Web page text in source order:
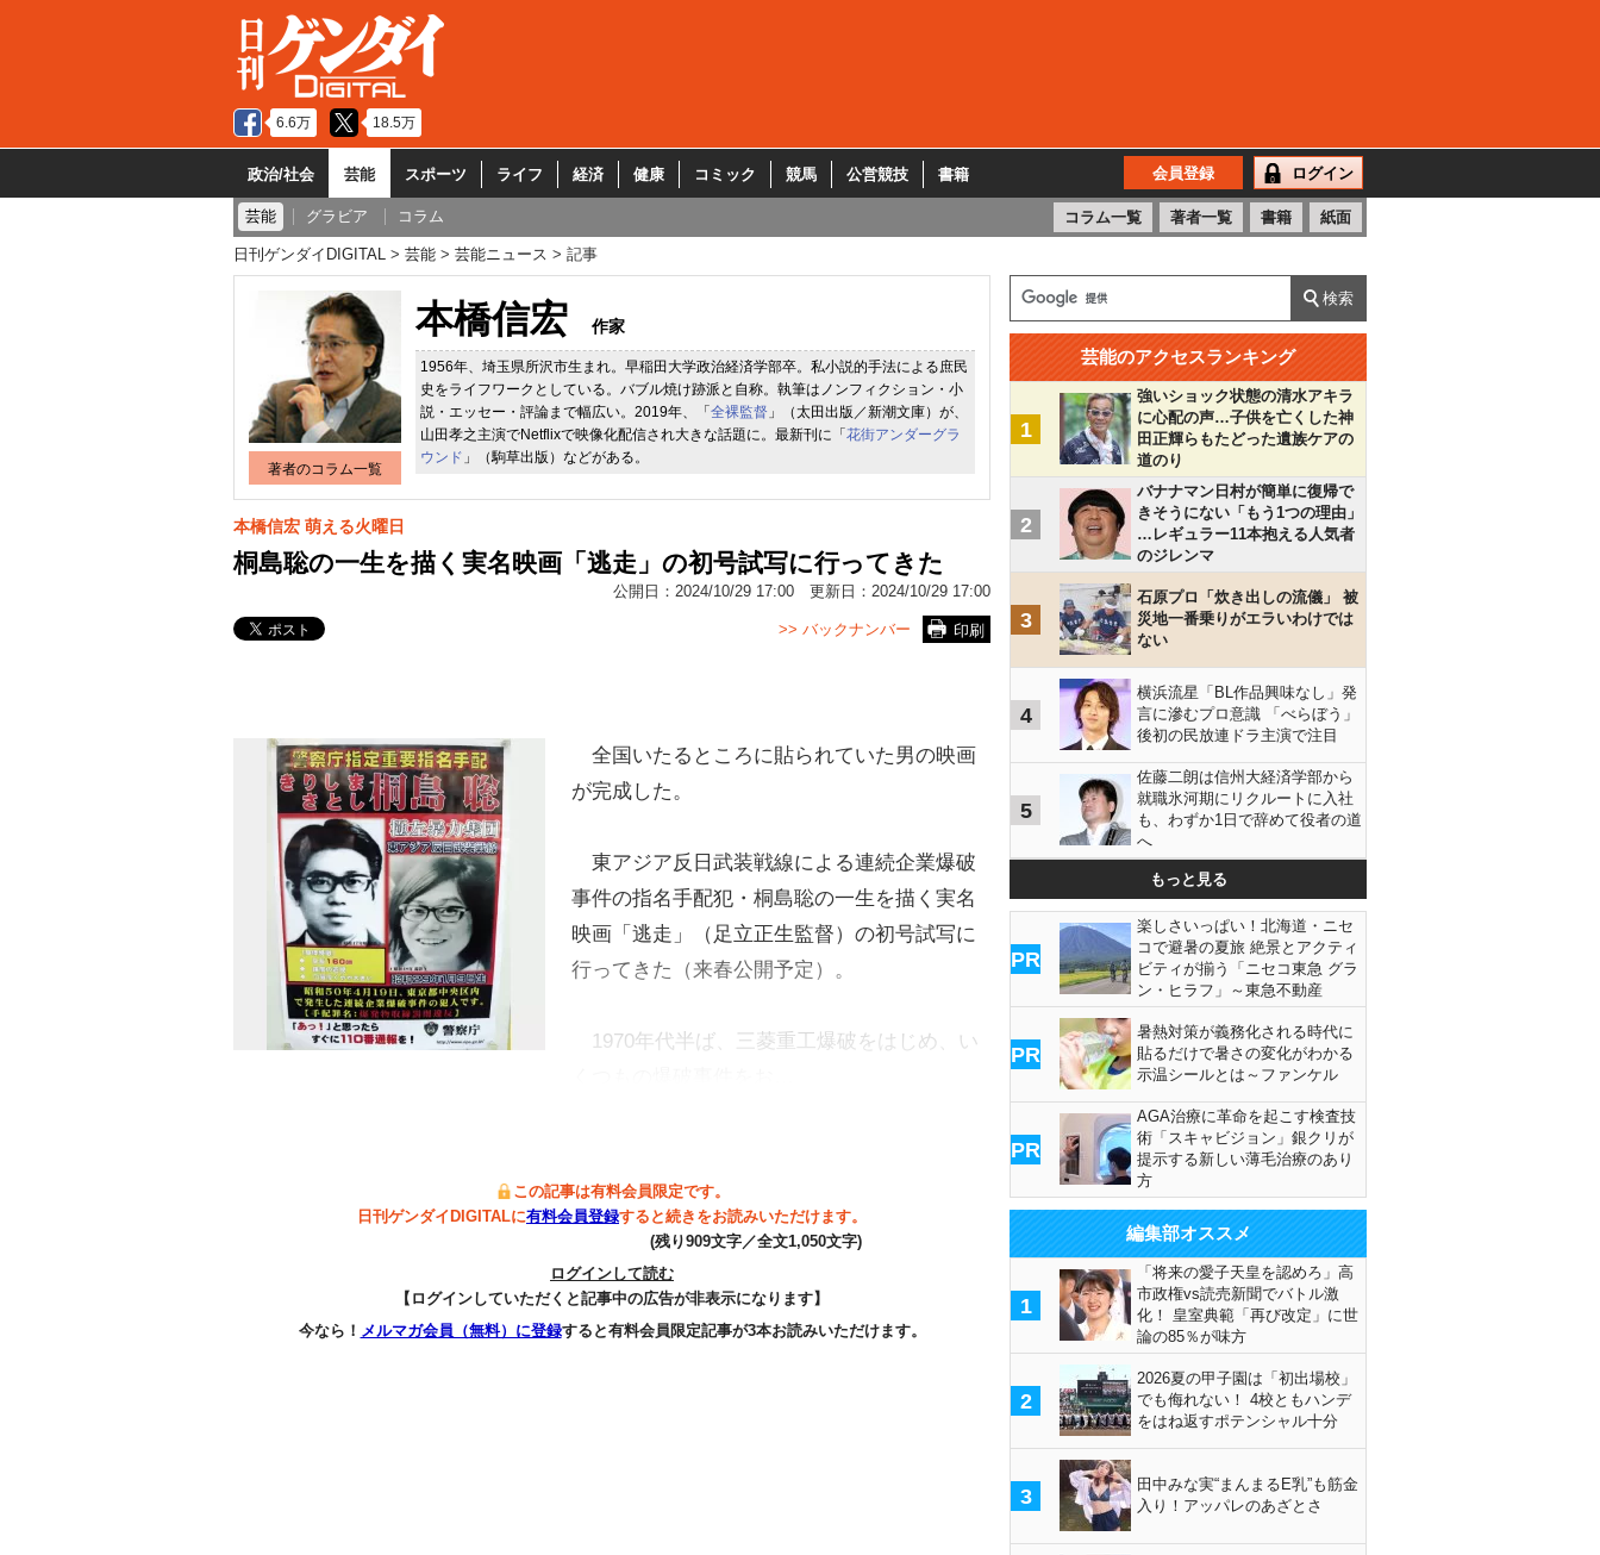
6.6万 18.5万
政治/社会 芸能 スポーツ ライフ 経済 健康 コミック 競馬 公営競技 書籍 会員登録 ログイン
芸能 グラビア コラム コラム一覧 著者一覧 書籍 紙面
日刊ゲンダイDIGITAL 芸能 芸能ニュース 記事
著者のコラム一覧
本橋信宏 作家
1956年、埼玉県所沢市生まれ。早稲田大学政治経済学部卒。私小説的手法による庶民
史をライフワークとしている。バブル焼け跡派と自称。執筆はノンフィクション・小
説・エッセー・評論まで幅広い。2019年、「 全裸監督 」（太田出版／新潮文庫）が、
山田孝之主演でNetflixで映像化配信され大きな話題に。最新刊に「 花街アンダーグラ
ウンド 」（駒草出版）などがある。
本橋信宏 萌える火曜日
桐島聡の一生を描く実名映画「逃走」の初号試写に行ってきた
公開日： 2024/10/29 17:00 更新日： 2024/10/29 17:00
印刷
>> バックナンバー
全国いたるところに貼られていた男の映画
が完成した。
東アジア反日武装戦線による連続企業爆破
事件の指名手配犯・桐島聡の一生を描く実名
映画「逃走」（足立正生監督）の初号試写に
行ってきた（来春公開予定）。
1970年代半ば、三菱重工爆破をはじめ、い
この記事は有料会員限定です。
日刊ゲンダイDIGITALに有料会員登録すると続きをお読みいただけます。
(残り909文字／全文1,050文字)
ログインして読む
【ログインしていただくと記事中の広告が非表示になります】
今なら！ メルマガ会員（無料）に登録すると有料会員限定記事が3本お読みいただけます。
芸能のアクセスランキング
1
強いショック状態の清水アキラ
に心配の声…子供を亡くした神
田正輝らもたどった遺族ケアの
道のり
2
バナナマン日村が簡単に復帰で
きそうにない「もう1つの理由」
…レギュラー11本抱える人気者
のジレンマ
3
石原プロ「炊き出しの流儀」 被
災地一番乗りがエラいわけでは
ない
4
横浜流星「BL作品興味なし」発
言に滲むプロ意識 「べらぼう」
後初の民放連ドラ主演で注目
5
佐藤二朗は信州大経済学部から
就職氷河期にリクルートに入社
も、わずか1日で辞めて役者の道
へ
もっと見る
PR
楽しさいっぱい！北海道・ニセ
コで避暑の夏旅 絶景とアクティ
ビティが揃う「ニセコ東急 グラ
ン・ヒラフ」～東急不動産
PR
暑熱対策が義務化される時代に
貼るだけで暑さの変化がわかる
示温シールとは～ファンケル
PR
AGA治療に革命を起こす検査技
術「スキャビジョン」銀クリが
提示する新しい薄毛治療のあり
方
編集部オススメ
1
「将来の愛子天皇を認めろ」高
市政権vs読売新聞でバトル激
化！ 皇室典範「再び改定」に世
論の85％が味方
2
2026夏の甲子園は「初出場校」
でも侮れない！ 4校ともハンデ
をはね返すポテンシャル十分
3
田中みな実“まんまるE乳”も筋金
入り！アッパレのあざとさ